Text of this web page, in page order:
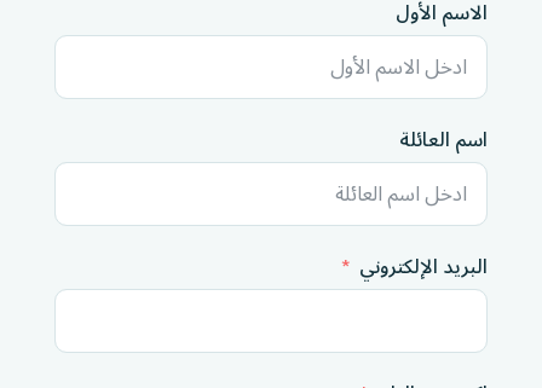
الاسم الأول
اسم العائلة
البريد الإلكتروني